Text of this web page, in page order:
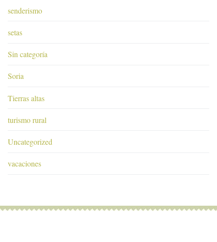
senderismo
setas
Sin categoría
Soria
Tierras altas
turismo rural
Uncategorized
vacaciones